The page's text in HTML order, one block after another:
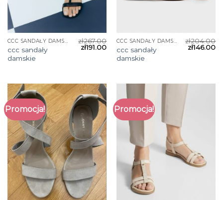
CCC SANDAŁY DAMSKIE
ccc sandały
damskie
zł267.00
zł191.00
CCC SANDAŁY DAMSKIE
ccc sandały
damskie
zł204.00
zł146.00
Promocja! Promocja!